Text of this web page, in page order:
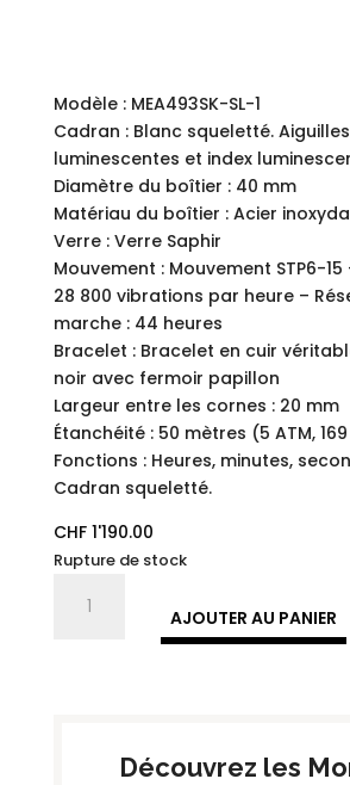
Modèle : MEA493SK-SL-1
Cadran : Blanc squeletté. Aiguilles
luminescentes et index
Diamètre du boîtier : 40 mm
Matériau du boîtier : Acier
Verre : Verre Saphir
Mouvement : Mouvement STP6-15
28 800 vibrations par heure –
marche : 44 heures
Bracelet : Bracelet en cuir
noir avec fermoir papillon
Largeur entre les cornes : 20 mm
Étanchéité : 50 mètres (5 ATM,
Fonctions : Heures, minutes,
Cadran squeletté.
CHF1'190.00
Rupture de stock
AJOUTER AU PANIER
Découvrez les